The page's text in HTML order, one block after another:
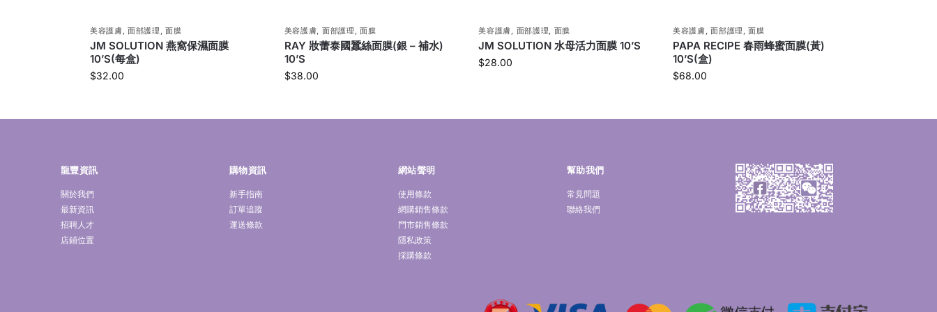
美容護膚,面部護理 ,面膜
JM SOLUTION 燕窩保濕面膜
10’S(每盒)
$32.00
美容護膚, 面部護理 ,面膜
RAY 妝蕾泰國蠶絲面膜(銀 – 補水)
10’S
$38.00
美容護膚, 面部護理, 面膜
JM SOLUTION 水母活力面膜 10’S
$28.00
美容護膚,面部護理 ,面膜
PAPA RECIPE 春雨蜂蜜面膜(黃)
10’S(盒)
$68.00
龍豐資訊
關於我們
最新資訊
招聘人才
店鋪位置
購物資訊
新手指南
訂單追蹤
運送條款
網站聲明
使用條款
網購銷售條款
門市銷售條款
隱私政策
採購條款
幫助我們
常見問題
聯絡我們